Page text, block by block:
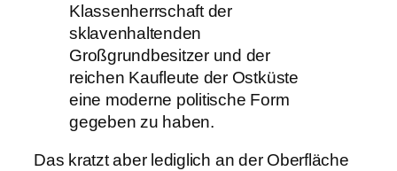
Klassenherrschaft der
sklavenhaltenden
Großgrundbesitzer und der
reichen Kaufleute der Ostküste
eine moderne politische Form
gegeben zu haben.
Das kratzt aber lediglich an der Oberfläche